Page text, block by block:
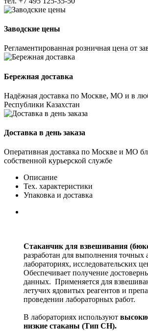
Заводские цены
Регламентированная розничная цена от
Бережная доставка
Надёжная доставка по Москве, МО и в
Республики Казахстан
Доставка в день заказа
Оперативная доставка по Москве и МО
собственной курьерской службе
Описание
Тех. характеристики
Упаковка и доставка
Стаканчик для взвешивания
разработан для выполнения точных
лабораториях, исследовательских
Обеспечивает получение
данных. Применяется для
летучих ядовитых реагентов и
проведении лабораторных работ.
В лабораториях используют
низкие стаканы (Тип СН).